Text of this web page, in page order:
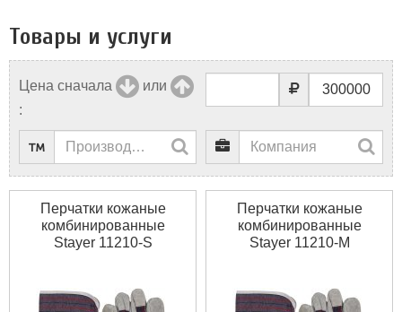
Товары и услуги
Цена сначала
или
:
Перчатки кожаные
комбинированные
Stayer 11210-S
Перчатки кожаные
комбинированные
Stayer 11210-M